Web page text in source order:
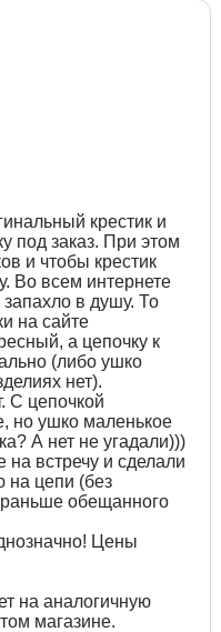
крестик и
под заказ. При этом
и чтобы крестик
Во всем интернете
в душу. То
на сайте
а цепочку к
(либо ушко
нет).
С цепочкой
но ушко маленькое
А нет не угадали)))
встречу и сделали
на цепи (без
раньше обещанного
Цены
на аналогичную
магазине.